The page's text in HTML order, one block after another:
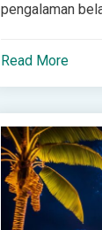
pengalaman
Read More